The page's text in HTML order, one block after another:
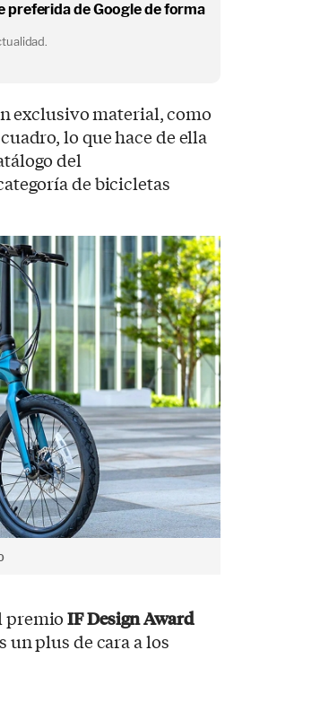
preferida de Google de forma
exclusivo material, como
lo que hace de ella
del
de bicicletas
premioIF Design Award
un plus de cara a los